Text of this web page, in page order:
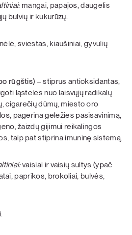
mangai, papajos, daugelis
bulvių ir kukurūzų.
sviestas, kiaušiniai, gyvulių
rūgštis) – stiprus antioksidantas,
ląsteles nuo laisvųjų radikalų
cigarečių dūmų, miesto oro
pagerina geležies pasisavinimą,
žaizdų gijimui reikalingos
taip pat stiprina imuninę sistemą.
vaisiai ir vaisių sultys (ypač
paprikos, brokoliai, bulvės,